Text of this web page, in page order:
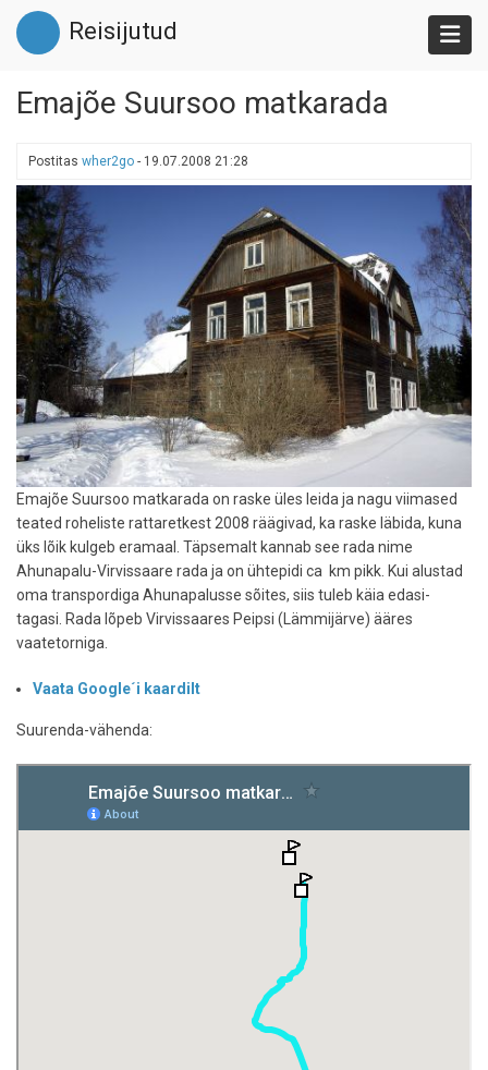
Liigu
edasi
põhisisu
Reisijutud
Emajõe Suursoo matkarada
Postitas wher2go - 19.07.2008 21:28
Emajõe Suursoo matkarada on raske üles leida ja nagu viimased
teated roheliste rattaretkest 2008 räägivad, ka raske läbida, kuna
üks lõik kulgeb eramaal. Täpsemalt kannab see rada nime
Ahunapalu-Virvissaare rada ja on ühtepidi ca km pikk. Kui alustad
oma transpordiga Ahunapalusse sõites, siis tuleb käia edasi-
tagasi. Rada lõpeb Virvissaares Peipsi (Lämmijärve) ääres
vaatetorniga.
Vaata Google´i kaardilt
Suurenda-vähenda: